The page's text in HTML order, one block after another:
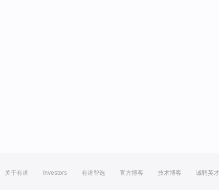
关于有道 Investors 有道智选 官方博客 技术博客 诚聘英才